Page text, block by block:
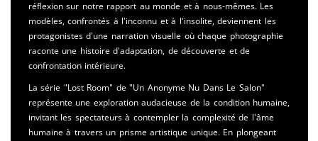
réflexion sur notre rapport au monde et à nous-mêmes. Les
modèles, confrontés à l'inconnu et à l'insolite, deviennent les
protagonistes d'une narration visuelle où chaque photographie
raconte une histoire d'adaptation, de découverte et de
confrontation intérieure.
La série "Lost Room" de "Un Anonyme Nu Dans Le Salon"
représente une exploration audacieuse de la condition humaine,
invitant les spectateurs à contempler la complexité de l'âme
humaine à travers un prisme artistique unique. En plongeant